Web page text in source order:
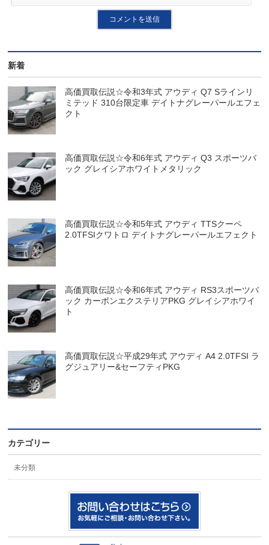
新着
高価買取伝説☆令和3年式 アウディ Q7 Sラインリ
ミテッド 310台限定車 デイトナグレーパールエフェ
クト
高価買取伝説☆令和6年式 アウディ Q3 スポーツバ
ック グレイシアホワイトメタリック
高価買取伝説☆令和5年式 アウディ TTSクーペ
2.0TFSIクワトロ デイトナグレーパールエフェクト
高価買取伝説☆令和6年式 アウディ RS3スポーツバ
ック カーボンエクステリアPKG グレイシアホワイ
ト
高価買取伝説☆平成29年式 アウディ A4 2.0TFSI ラ
グジュアリー&セーフティPKG
カテゴリー
未分類